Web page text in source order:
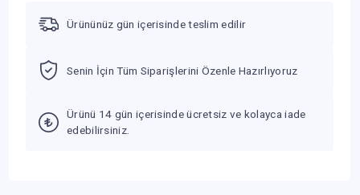
Ürününüz gün içerisinde teslim edilir
Senin İçin Tüm Siparişlerini Özenle Hazırlıyoruz
Ürünü 14 gün içerisinde ücretsiz ve kolayca iade
edebilirsiniz.